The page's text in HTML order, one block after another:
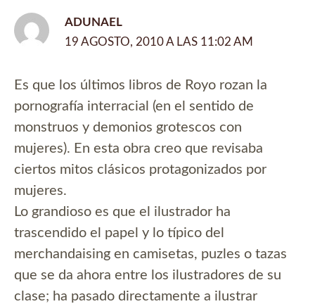
ADUNAEL
19 AGOSTO, 2010 A LAS 11:02 AM
Es que los últimos libros de Royo rozan la
pornografía interracial (en el sentido de
monstruos y demonios grotescos con
mujeres). En esta obra creo que revisaba
ciertos mitos clásicos protagonizados por
mujeres.
Lo grandioso es que el ilustrador ha
trascendido el papel y lo típico del
merchandaising en camisetas, puzles o tazas
que se da ahora entre los ilustradores de su
clase; ha pasado directamente a ilustrar